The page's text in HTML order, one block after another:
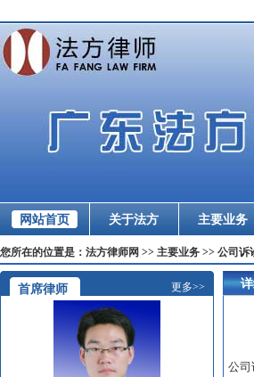
网站首页 关于法方 主要业务
您所在的位置是：法方律师网 >> 主要业务 >> 公司诉
首席律师 更多>>
公司